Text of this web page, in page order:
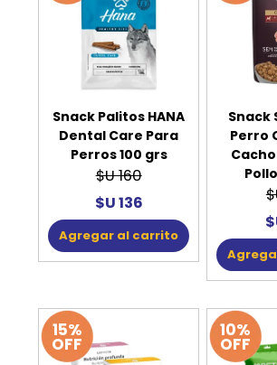
Snack Palitos HANA
Dental Care Para
Perros 100 grs
$U 160
$U 136
Agregar al carrito
Snack
Perro
15%
OFF
10%
OFF